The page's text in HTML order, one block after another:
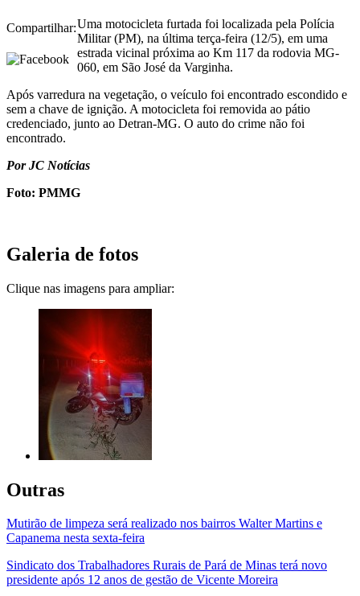
Compartilhar:Uma motocicleta furtada foi localizada pela Polícia
Militar (PM), na última terça-feira (12/5), em uma
estrada vicinal próxima ao Km 117 da rodovia MG-
060, em São José da Varginha.
Após varredura na vegetação, o veículo foi encontrado escondido e
sem a chave de ignição. A motocicleta foi removida ao pátio
credenciado, junto ao Detran-MG. O auto do crime não foi
encontrado.
Por JC Notícias
Foto: PMMG
Galeria de fotos
Clique nas imagens para ampliar:
Outras
Mutirão de limpeza será realizado nos bairros Walter Martins e
Capanema nesta sexta-feira
Sindicato dos Trabalhadores Rurais de Pará de Minas terá novo
presidente após 12 anos de gestão de Vicente Moreira